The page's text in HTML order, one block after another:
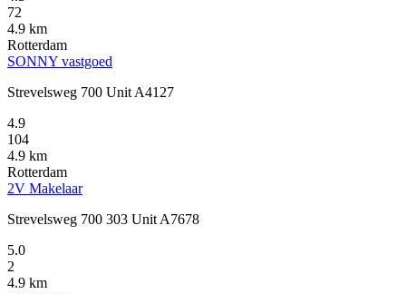
72
4.9 km
Rotterdam
SONNY vastgoed
Strevelsweg 700 Unit A4127
4.9
104
4.9 km
Rotterdam
2V Makelaar
Strevelsweg 700 303 Unit A7678
5.0
2
4.9 km